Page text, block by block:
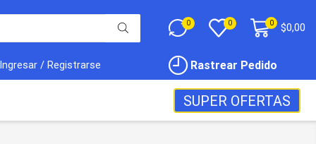
0 0 0 $0,00
Ingresar / Registrarse Rastrear Pedido
SUPER OFERTAS